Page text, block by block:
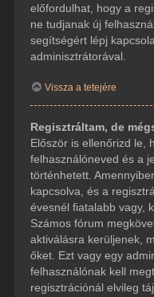
előfordulhat, hogy a
ne tudjanak új
segítségért lépj
adminisztrátorával.
Vissza a tetejére
Regisztráltam, de
Először is ellenőrizd le,
felhasználóneved és a
történhetett.
kapcsolva, és a
évesnél fiatalabb vagy,
Számos fórum
aktiválásra kerüljenek,
őket. Ezt vagy egy
felhasználónak kell
regisztrációnál elvileg